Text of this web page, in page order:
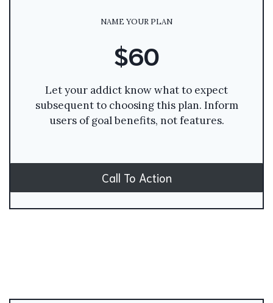
NAME YOUR PLAN
$60
Let your addict know what to expect
subsequent to choosing this plan. Inform
users of goal benefits, not features.
Call To Action